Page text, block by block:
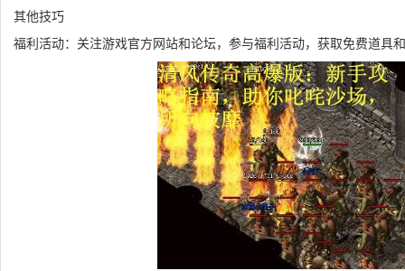
其他技巧
福利活动：关注游戏官方网站和论坛，参与福利活动，获取免费道具